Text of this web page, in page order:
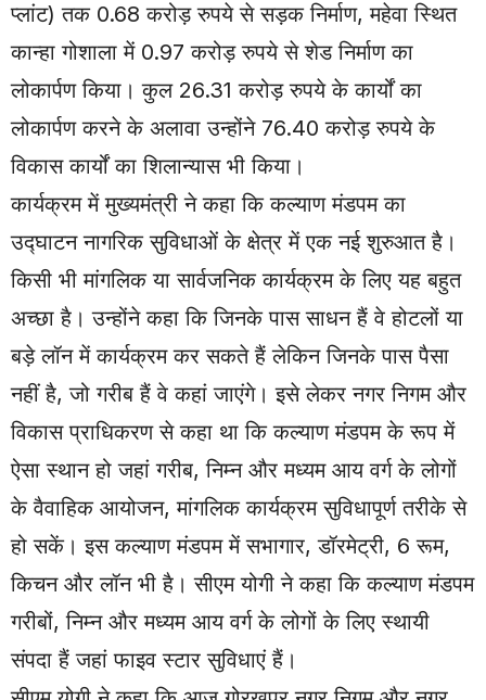
प्लांट) तक 0.68 करोड़ रुपये से सड़क निर्माण, महेवा स्थित
कान्हा गोशाला में 0.97 करोड़ रुपये से शेड निर्माण का
लोकार्पण किया। कुल 26.31 करोड़ रुपये के कार्यों का
लोकार्पण करने के अलावा उन्होंने 76.40 करोड़ रुपये के
विकास कार्यों का शिलान्यास भी किया।
कार्यक्रम में मुख्यमंत्री ने कहा कि कल्याण मंडपम का
उद्घाटन नागरिक सुविधाओं के क्षेत्र में एक नई शुरुआत है।
किसी भी मांगलिक या सार्वजनिक कार्यक्रम के लिए यह बहुत
अच्छा है। उन्होंने कहा कि जिनके पास साधन हैं वे होटलों या
बड़े लॉन में कार्यक्रम कर सकते हैं लेकिन जिनके पास पैसा
नहीं है, जो गरीब हैं वे कहां जाएंगे। इसे लेकर नगर निगम और
विकास प्राधिकरण से कहा था कि कल्याण मंडपम के रूप में
ऐसा स्थान हो जहां गरीब, निम्न और मध्यम आय वर्ग के लोगों
के वैवाहिक आयोजन, मांगलिक कार्यक्रम सुविधापूर्ण तरीके से
हो सकें। इस कल्याण मंडपम में सभागार, डॉरमेट्री, 6 रूम,
किचन और लॉन भी है। सीएम योगी ने कहा कि कल्याण मंडपम
गरीबों, निम्न और मध्यम आय वर्ग के लोगों के लिए स्थायी
संपदा हैं जहां फाइव स्टार सुविधाएं हैं।